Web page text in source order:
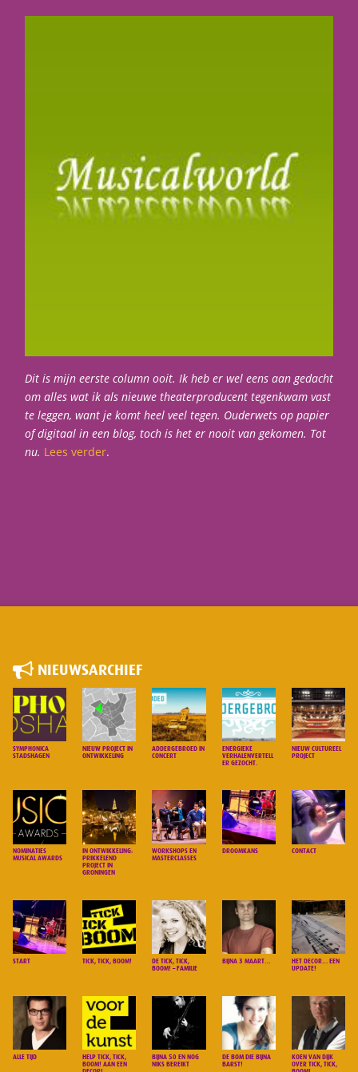
Dit is mijn eerste column ooit. Ik heb er wel eens aan gedacht
om alles wat ik als nieuwe theaterproducent tegenkwam vast
te leggen, want je komt heel veel tegen. Ouderwets op papier
of digitaal in een blog, toch is het er nooit van gekomen. Tot
nu. Lees verder.
NIEUWSARCHIEF
SYMPHONICA
STADSHAGEN
NIEUW PROJECT IN
ONTWIKKELING
ADDERGEBROED IN
CONCERT
ENERGIEKE
VERHALENVERTELL
ER GEZOCHT.
NIEUW CULTUREEL
PROJECT
NOMINATIES
MUSICAL AWARDS
IN ONTWIKKELING:
PRIKKELEND
PROJECT IN
GRONINGEN
WORKSHOPS EN
MASTERCLASSES
DROOMKANS CONTACT
START TICK, TICK, BOOM!
DE TICK, TICK,
BOOM! – FAMILIE
BIJNA 3 MAART…
HET DECOR… EEN
UPDATE!
ALLE TIJD
HELP TICK, TICK,
BOOM! AAN EEN
BIJNA 50 EN NOG
NIKS BEREIKT
DE BOM DIE BIJNA
BARST!
KOEN VAN DIJK
OVER TICK, TICK,